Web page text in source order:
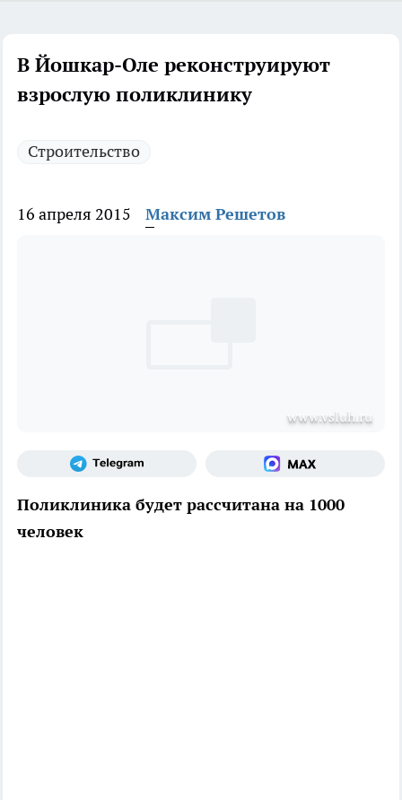
В Йошкар-Оле реконструируют
взрослую поликлинику
Строительство
16 апреля 2015 Максим Решетов
www.vsluh.ru
Поликлиника будет рассчитана на 1000
человек